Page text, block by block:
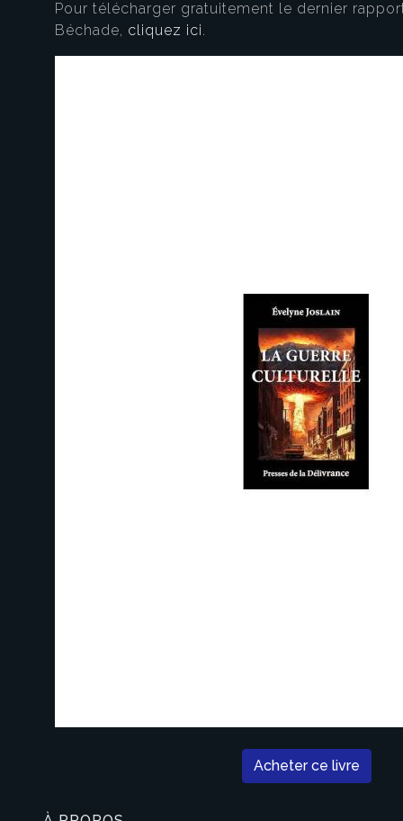
Acheter ce livre
Pour télécharger gratuitement le dernier
Béchade, cliquez ici.